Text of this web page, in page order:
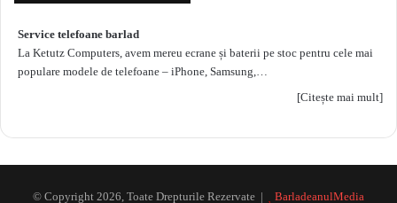
Service telefoane barlad
La Ketutz Computers, avem mereu ecrane și baterii pe stoc pentru cele mai
populare modele de telefoane – iPhone, Samsung,…
[Citește mai mult]
© Copyright 2026, Toate Drepturile Rezervate | BarladeanulMedia